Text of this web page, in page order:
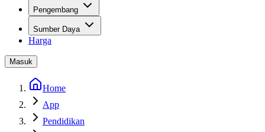
Pengembang
Sumber Daya
Harga
Masuk
Home
App
Pendidikan